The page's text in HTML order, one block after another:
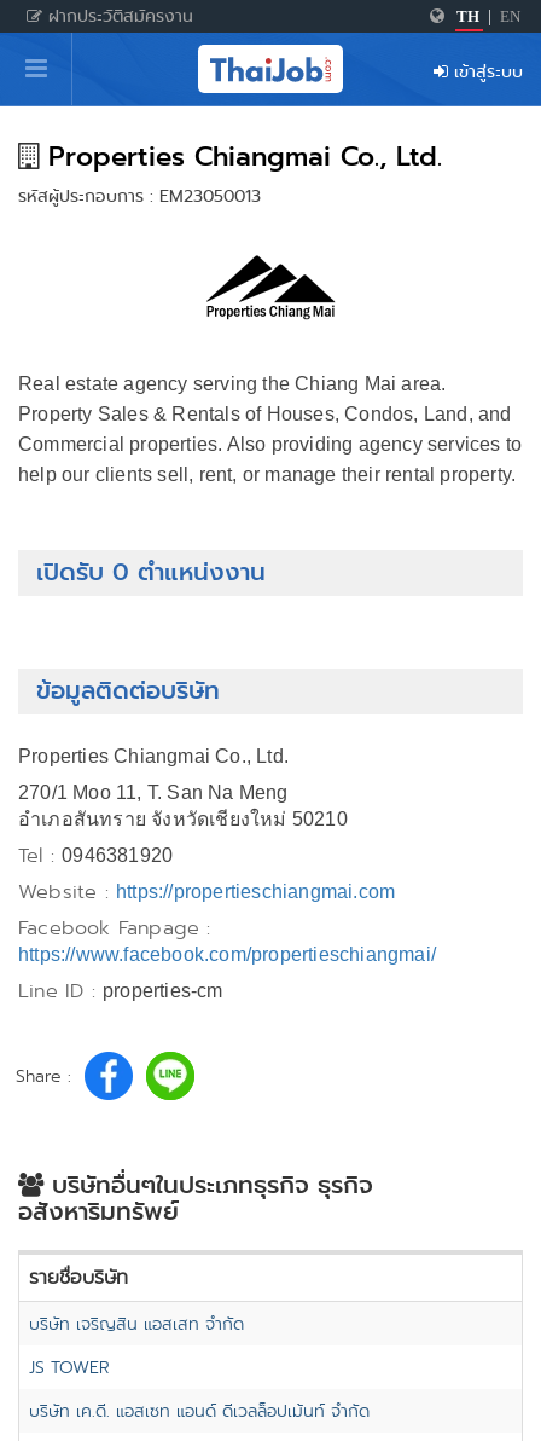
ฝากประวัติสมัครงาน TH EN
หน้าหลัก
ผู้สมัครงาน: เข้าสู่ระบบ
ฝากประวัติสมัครงาน
เกร็ดความรู้
สำหรับผู้ประกอบการ
เข้าสู่ระบบ
Properties Chiangmai Co., Ltd.
รหัสผู้ประกอบการ : EM23050013
Real estate agency serving the Chiang Mai area.
Property Sales & Rentals of Houses, Condos, Land, and
Commercial properties. Also providing agency services to
help our clients sell, rent, or manage their rental property.
เปิดรับ 0 ตำแหน่งงาน
ข้อมูลติดต่อบริษัท
Properties Chiangmai Co., Ltd.
270/1 Moo 11, T. San Na Meng
อำเภอสันทราย จังหวัดเชียงใหม่ 50210
Tel :0946381920
Website : https://propertieschiangmai.com
Facebook Fanpage :
https://www.facebook.com/propertieschiangmai/
Line ID : properties-cm
Share :
บริษัทอื่นๆในประเภทธุรกิจ ธุรกิจ
อสังหาริมทรัพย์
รายชื่อบริษัท
บริษัท เจริญสิน แอสเสท จำกัด
JS TOWER
บริษัท เค.ดี. แอสเซท แอนด์ ดีเวลล็อปเม้นท์ จำกัด